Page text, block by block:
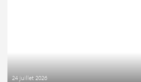
24 juillet 2026